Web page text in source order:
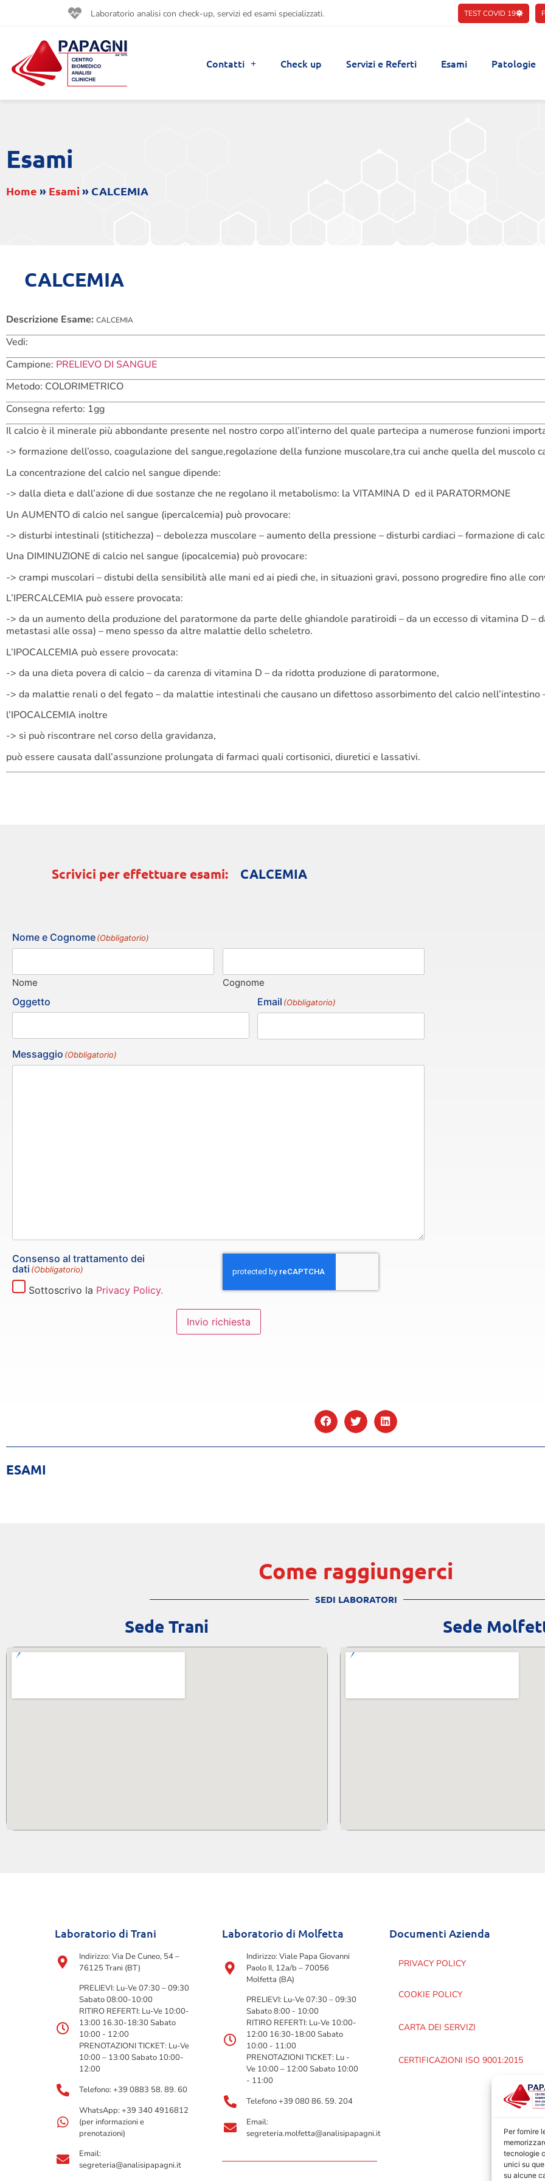
Per fornire
tecnologie
unici su
su alcune
Laboratorio analisi con check-up, servizi ed esami specializzati. TEST COVID 19
Contatti Check up Servizi e Referti Esami Patologie
Esami
Home » Esami» CALCEMIA
CALCEMIA
Descrizione Esame: CALCEMIA
Vedi:
Campione: PRELIEVO DI SANGUE
Metodo: COLORIMETRICO
Consegna referto: 1gg
Il calcio è il minerale più abbondante presente nel nostro corpo all’interno del quale partecipa a numerose funzioni
-> formazione dell’osso, coagulazione del sangue,regolazione della funzione muscolare,tra cui anche quella del muscolo
La concentrazione del calcio nel sangue dipende:
-> dalla dieta e dall’azione di due sostanze che ne regolano il metabolismo: la VITAMINA D ed il PARATORMONE
Un AUMENTO di calcio nel sangue (ipercalcemia) può provocare:
-> disturbi intestinali (stitichezza) – debolezza muscolare – aumento della pressione – disturbi cardiaci – formazione di
Una DIMINUZIONE di calcio nel sangue (ipocalcemia) può provocare:
-> crampi muscolari – distubi della sensibilità alle mani ed ai piedi che, in situazioni gravi, possono progredire fino alle
L’IPERCALCEMIA può essere provocata:
-> da un aumento della produzione del paratormone da parte delle ghiandole paratiroidi – da un eccesso di vitamina D –
metastasi alle ossa) – meno spesso da altre malattie dello scheletro.
L’IPOCALCEMIA può essere provocata:
-> da una dieta povera di calcio – da carenza di vitamina D – da ridotta produzione di paratormone,
-> da malattie renali o del fegato – da malattie intestinali che causano un difettoso assorbimento del calcio nell’intestino
l’IPOCALCEMIA inoltre
-> si può riscontrare nel corso della gravidanza,
può essere causata dall’assunzione prolungata di farmaci quali cortisonici, diuretici e lassativi.
Scrivici per effettuare esami: CALCEMIA
Nome e Cognome(Obbligatorio)
Nome Cognome
Oggetto Email (Obbligatorio)
Messaggio (Obbligatorio)
Consenso al trattamento dei
dati (Obbligatorio)
Sottoscrivo la Privacy Policy.
Invio richiesta
ESAMI
Come raggiungerci
SEDI LABORATORI
Sede Trani Sede
Laboratorio di Trani
Indirizzo: Via De Cuneo, 54 –
76125 Trani (BT)
PRELIEVI: Lu-Ve 07:30 – 09:30
Sabato 08:00-10:00
RITIRO REFERTI: Lu-Ve 10:00-
13:00 16.30-18:30 Sabato
10:00 - 12:00
PRENOTAZIONI TICKET: Lu-Ve
10:00 – 13:00 Sabato 10:00-
12:00
Telefono: +39 0883 58. 89. 60
WhatsApp: +39 340 4916812
(per informazioni e
prenotazioni)
Email:
segreteria@analisipapagni.it
Laboratorio di Molfetta
Indirizzo: Viale Papa Giovanni
Paolo II, 12a/b – 70056
Molfetta (BA)
PRELIEVI: Lu-Ve 07:30 – 09:30
Sabato 8:00 - 10:00
RITIRO REFERTI: Lu-Ve 10:00-
12:00 16:30-18:00 Sabato
10:00 - 11:00
PRENOTAZIONI TICKET: Lu -
Ve 10:00 – 12:00 Sabato 10:00
- 11:00
Telefono +39 080 86. 59. 204
Email:
segreteria.molfetta@analisipapagni.it
Documenti Azienda
PRIVACY POLICY
COOKIE POLICY
CARTA DEI SERVIZI
CERTIFICAZIONI ISO 9001:2015